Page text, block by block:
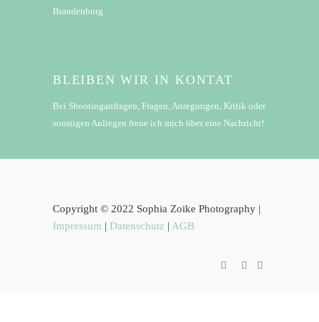
Brandenburg.
BLEIBEN WIR IN KONTAT
Bei Shootinganfragen, Fragen, Anregungen, Kritik oder
sonstigen Anliegen freue ich mich über eine Nachricht!
Copyright © 2022 Sophia Zoike Photography |
Impressum | Datenschutz | AGB